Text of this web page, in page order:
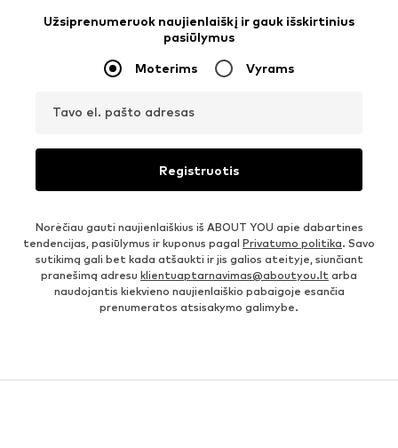
Užsiprenumeruok naujienlaiškį ir gauk išskirtinius
pasiūlymus
Moterims Vyrams
Tavo el. pašto adresas
Registruotis
Norėčiau gauti naujienlaiškius iš ABOUT YOU apie dabartines
tendencijas, pasiūlymus ir kuponus pagal Privatumo politika. Savo
sutikimą gali bet kada atšaukti ir jis galios ateityje, siunčiant
pranešimą adresu klientuaptarnavimas@aboutyou.lt arba
naudojantis kiekvieno naujienlaiškio pabaigoje esančia
prenumeratos atsisakymo galimybe.